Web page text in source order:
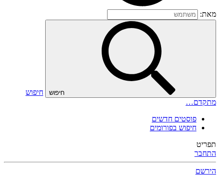
מאת:
חיפוש
חיפוש
מתקדם…
פוסטים חדשים
חיפוש בפורומים
תפריט
התחבר
הירשם